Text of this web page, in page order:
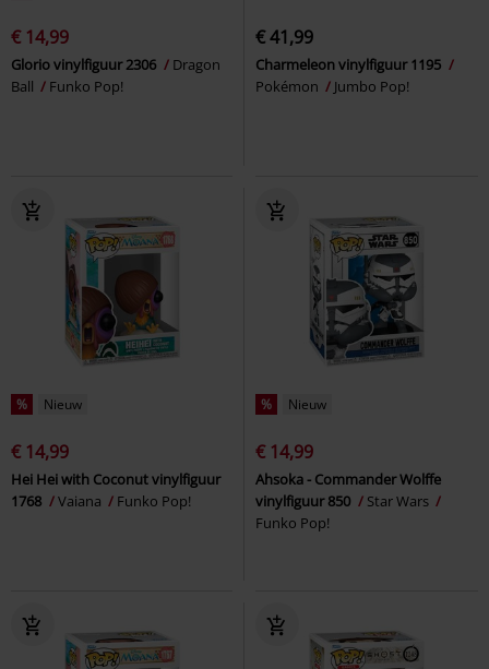
€ 14,99
Glorio vinylfiguur 2306
Dragon
Ball
Funko Pop!
€ 41,99
Charmeleon vinylfiguur 1195
Pokémon
Jumbo Pop!
% Nieuw
€ 14,99
Hei Hei with Coconut vinylfiguur
1768
Vaiana Funko Pop!
% Nieuw
€ 14,99
Ahsoka - Commander Wolffe
vinylfiguur 850
Star Wars
Funko Pop!